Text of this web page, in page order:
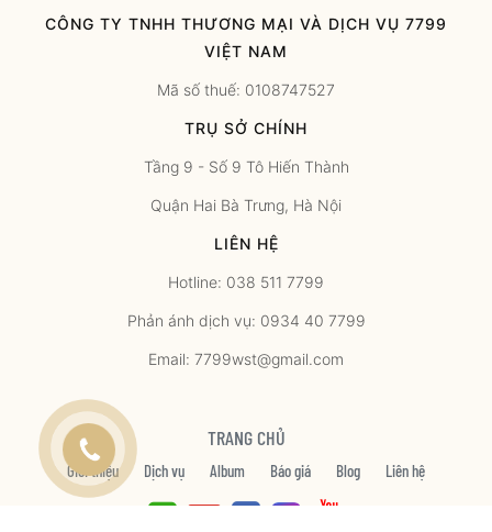
CÔNG TY TNHH THƯƠNG MẠI VÀ DỊCH VỤ 7799
VIỆT NAM
Mã số thuế: 0108747527
TRỤ SỞ CHÍNH
Tầng 9 - Số 9 Tô Hiến Thành
Quận Hai Bà Trưng, Hà Nội
LIÊN HỆ
Hotline: 038 511 7799
Phản ánh dịch vụ: 0934 40 7799
Email: 7799wst@gmail.com
TRANG CHỦ
Giới thiệu Dịch vụ Album Báo giá Blog Liên hệ